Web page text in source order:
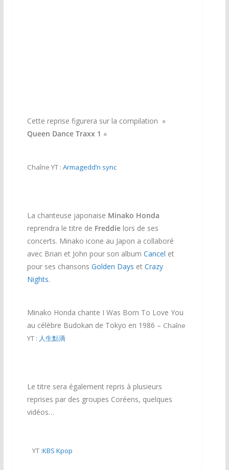
Cette reprise figurera sur la compilation »
Queen Dance Traxx 1 «
Chaîne YT : Armagedd’n sync
La chanteuse japonaise Minako Honda
reprendra le titre de Freddielors de ses
concerts. Minako icone au Japon a collaboré
avec Brian et John pour son album Cancel et
pour ses chansons Golden Days et Crazy
Nights.
Minako Honda chante I Was Born To Love You
au célèbre Budokan de Tokyo en 1986 – Chaîne
YT : 人生點滴
Le titre sera également repris à plusieurs
reprises par des groupes Coréens, quelques
vidéos…
YT :KBS Kpop